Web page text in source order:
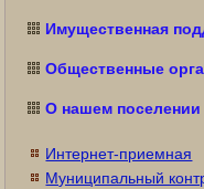
Имущественная
Общественные
О нашем поселении
Интернет-приемная
Муниципальный